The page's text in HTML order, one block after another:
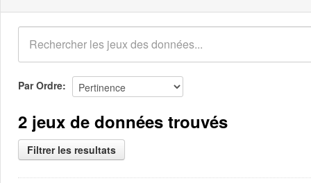
Par Ordre
2 jeux de données trouvés
Filtrer les resultats